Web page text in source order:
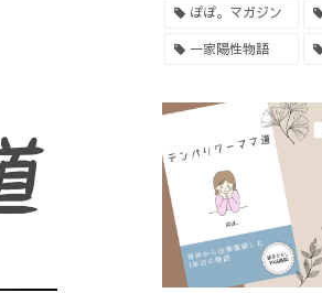
ぽぽ。マガジン
一家陽性物語